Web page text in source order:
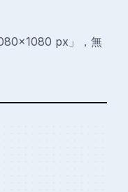
px」，無